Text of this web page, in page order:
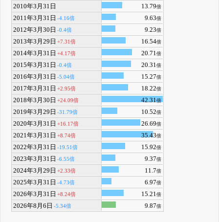
2010年3月31日 13.79倍
2011年3月31日 -4.16倍 9.63倍
2012年3月30日 -0.4倍 9.23倍
2013年3月29日 +7.31倍 16.54倍
2014年3月31日 +4.17倍 20.71倍
2015年3月31日 -0.4倍 20.31倍
2016年3月31日 -5.04倍 15.27倍
2017年3月31日 +2.95倍 18.22倍
2018年3月30日 +24.09倍 42.31倍
2019年3月29日 -31.79倍 10.52倍
2020年3月31日 +16.17倍 26.69倍
2021年3月31日 +8.74倍 35.43倍
2022年3月31日 -19.51倍 15.92倍
2023年3月31日 -6.55倍 9.37倍
2024年3月29日 +2.33倍 11.7倍
2025年3月31日 -4.73倍 6.97倍
2026年3月31日 +8.24倍 15.21倍
2026年8月6日 -5.34倍 9.87倍